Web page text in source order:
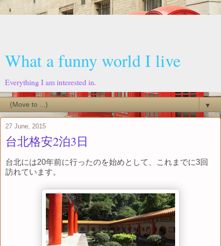
What a funny world I live
Everything I am interested in.
▼
27 June, 2015
台北格安2泊3日
台北には20年前に行ったのを始めとして、これまでに3回
訪れています。